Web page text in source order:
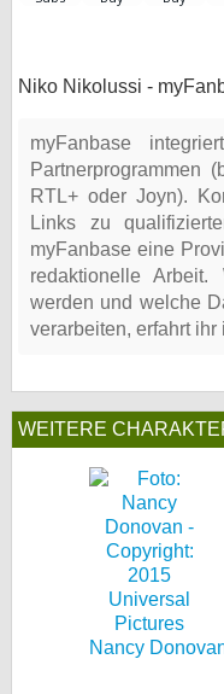
Niko Nikolussi -
myFanbase
Partnerprogrammen
RTL+ oder Joyn).
Links zu
myFanbase eine
redaktionelle
werden und welche
verarbeiten, erfahrt ihr
WEITERE
Nancy